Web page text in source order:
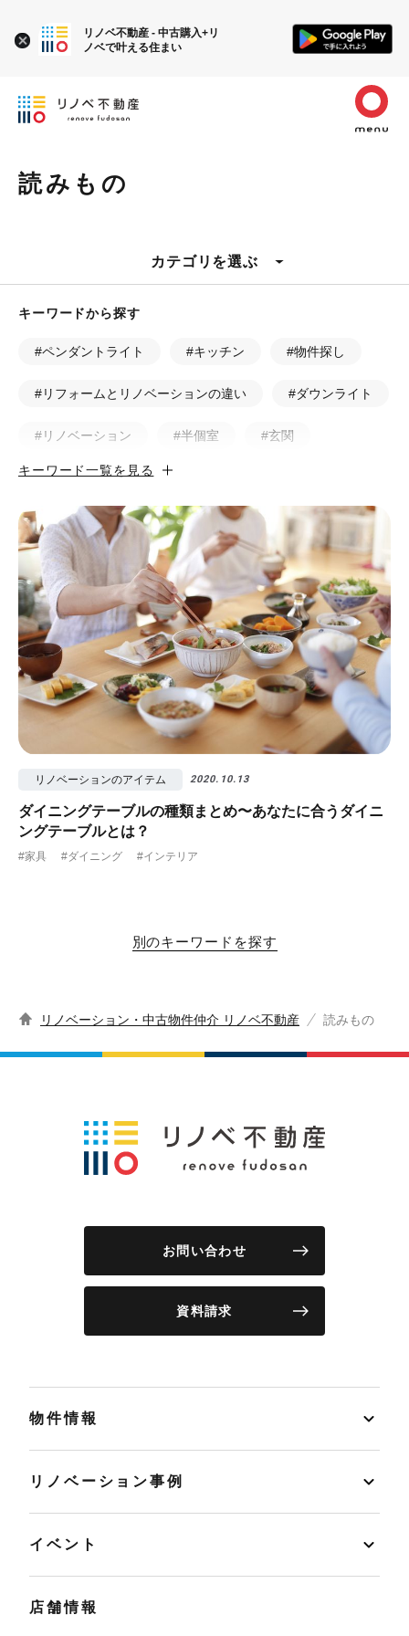
読みもの
カテゴリを選ぶ
キーワードから探す
#ペンダントライト #キッチン #物件探し
#リフォームとリノベーションの違い #ダウンライト
#リノベーション #半個室 #玄関
#小上がり #ホテルライク
#無垢 #猫と暮らす #50㎡以下 #北欧
#土間 #ビフォア・アフター #戸建
#中古物件 #ペット #フルリノベーション
#無垢フローリング #視覚効果 #予算
#照明 #タイル #書斎 #洗面所
#リノベ先輩インタビュー
キーワード一覧を見る
リノベーションのアイテム 2020.10.13
ダイニングテーブルの種類まとめ〜あなたに合うダイニ
ングテーブルとは？
#家具 #ダイニング #インテリア
別のキーワードを探す
リノベーション・中古物件仲介 リノベ不動産 読みもの
お問い合わせ
資料請求
物件情報
リノベーション事例
イベント
店舗情報
リノベ不動産 - 中古購入+リ
ノベで叶える住まい